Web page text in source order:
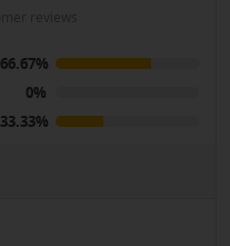
66.67%
0%
33.33%